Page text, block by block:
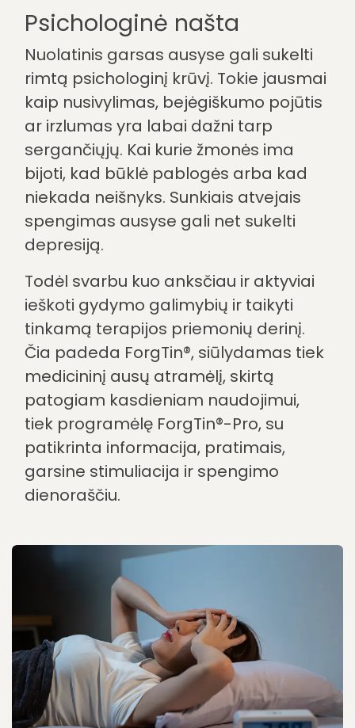
Psichologinė našta
Nuolatinis garsas ausyse gali sukelti
rimtą psichologinį krūvį. Tokie jausmai
kaip nusivylimas, bejėgiškumo pojūtis
ar irzlumas yra labai dažni tarp
sergančiųjų. Kai kurie žmonės ima
bijoti, kad būklė pablogės arba kad
niekada neišnyks. Sunkiais atvejais
spengimas ausyse gali net sukelti
depresiją.
Todėl svarbu kuo anksčiau ir aktyviai
tinkamą terapijos priemonių derinį.
Čia padeda ForgTin®, siūlydamas tiek
medicininį ausų atramėlį, skirtą
patogiam kasdieniam naudojimui,
tiek programėlę ForgTin®-Pro, su
patikrinta informacija, pratimais,
garsine stimuliacija ir spengimo
dienoraščiu.